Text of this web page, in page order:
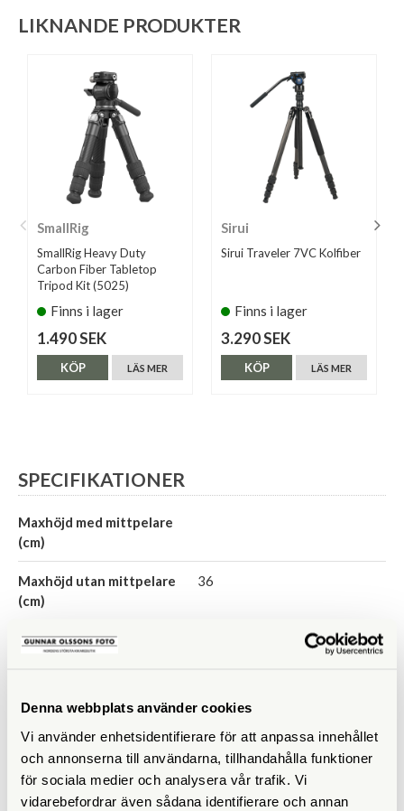
Denna webbplats använder cookies
Vi använder enhetsidentifierare för att anpassa innehållet
och annonserna till användarna, tillhandahålla funktioner
för sociala medier och analysera vår trafik. Vi
vidarebefordrar även sådana identifierare och annan
LIKNANDE PRODUKTER
SmallRig
SmallRig Heavy Duty
Carbon Fiber Tabletop
Tripod Kit (5025)
Finns i lager
1.490 SEK
LÄS MER
KÖP
Sirui
Sirui Traveler 7VC Kolfiber
Finns i lager
3.290 SEK
LÄS MER
KÖP
SPECIFIKATIONER
Maxhöjd med mittpelare
(cm)
Maxhöjd utan mittpelare
(cm)
36
Höjd ihopfällt (cm)
Material Trä
Bensektioner 2 st
Vikt (g) 680